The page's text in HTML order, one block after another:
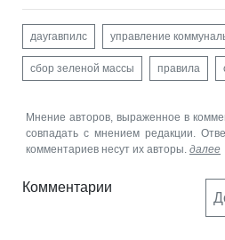
даугавпилс управление
сбор зеленой массы правила
Мнение авторов, выраженное в
совпадать с мнением редакции.
комментариев несут их авторы. далее
Комментарии